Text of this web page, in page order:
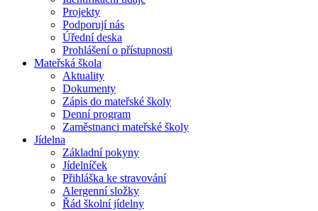
Projekty
Podporují nás
Úřední deska
Prohlášení o přístupnosti
Mateřská škola
Aktuality
Dokumenty
Zápis do mateřské školy
Denní program
Zaměstnanci mateřské školy
Jídelna
Základní pokyny
Jídelníček
Přihláška ke stravování
Alergenní složky
Řád školní jídelny